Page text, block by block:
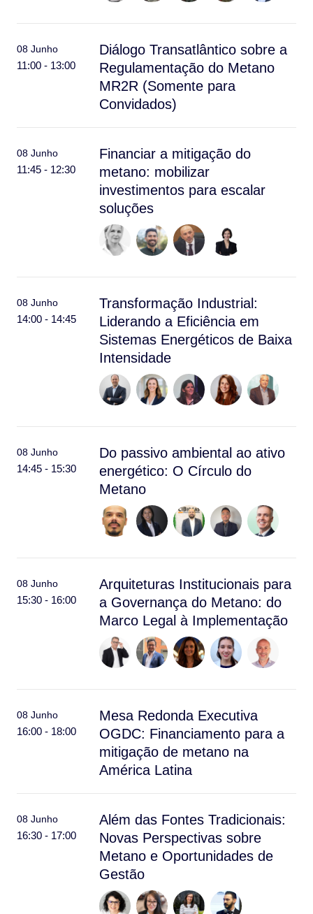
08 Junho
11:00 - 13:00
Diálogo Transatlântico sobre a
Regulamentação do Metano
MR2R (Somente para
Convidados)
08 Junho
11:45 - 12:30
Financiar a mitigação do
metano: mobilizar
investimentos para escalar
soluções
08 Junho
14:00 - 14:45
Transformação Industrial:
Liderando a Eficiência em
Sistemas Energéticos de Baixa
Intensidade
08 Junho
14:45 - 15:30
Do passivo ambiental ao ativo
energético: O Círculo do
Metano
08 Junho
15:30 - 16:00
Arquiteturas Institucionais para
a Governança do Metano: do
Marco Legal à Implementação
08 Junho
16:00 - 18:00
Mesa Redonda Executiva
OGDC: Financiamento para a
mitigação de metano na
América Latina
08 Junho
16:30 - 17:00
Além das Fontes Tradicionais:
Novas Perspectivas sobre
Metano e Oportunidades de
Gestão